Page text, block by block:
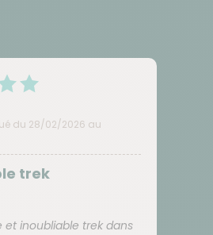
du 28/02/2026 au
trek
et inoubliable trek dans